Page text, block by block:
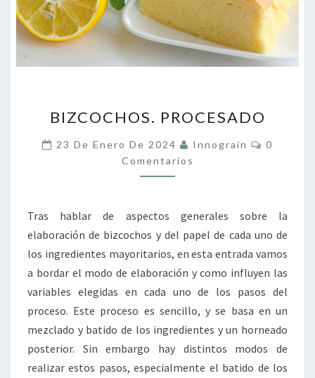
PROCESADO
BIZCOCHOS. PROCESADO
23 De Enero De 2024 Innograin
0
Comentarios
Tras hablar de aspectos generales sobre la
elaboración de bizcochos y del papel de cada uno de
los ingredientes mayoritarios, en esta entrada vamos
a bordar el modo de elaboración y como influyen las
variables elegidas en cada uno de los pasos del
proceso. Este proceso es sencillo, y se basa en un
mezclado y batido de los ingredientes y un horneado
posterior. Sin embargo hay distintos modos de
realizar estos pasos, especialmente el batido de los